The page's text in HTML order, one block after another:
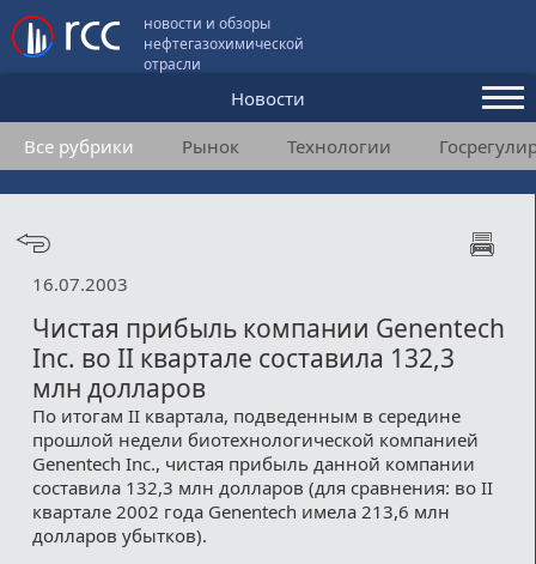
новости и обзоры
нефтегазохимической
отрасли
Новости
Аналитика и мнения
Конференции
Пользовательское соглашение
Медиакит
Контакты
Все рубрики Рынок Технологии
16.07.2003
Чистая прибыль компании Genentech
Inc. во II квартале составила 132,3
млн долларов
По итогам II квартала, подведенным в середине
прошлой недели биотехнологической компанией
Genentech Inc., чистая прибыль данной компании
составила 132,3 млн долларов (для сравнения: во II
квартале 2002 года Genentech имела 213,6 млн
долларов убытков).